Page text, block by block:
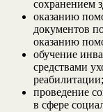
сохранением
оказанию
документов
оказанию
обучение
средствами
проведение
в сфере